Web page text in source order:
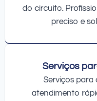
do circuito.
preciso e
Serviços
Serviços para
atendimento